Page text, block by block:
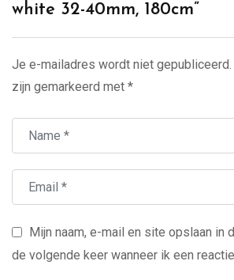
white 32-40mm, 180cm”
Je e-mailadres wordt niet gepubliceerd.
zijn gemarkeerd met *
Mijn naam, e-mail en site opslaan in
de volgende keer wanneer ik een